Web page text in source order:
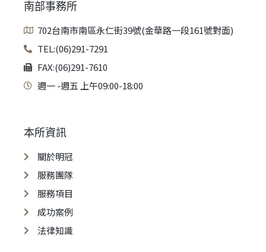
南部事務所
702台南市南區永仁街39號(金華路一段161號對面)
TEL:(06)291-7291
FAX:(06)291-7610
週一 -週五 上午09:00-18:00
本所資訊
關於明冠
服務團隊
服務項目
成功案例
法律知識